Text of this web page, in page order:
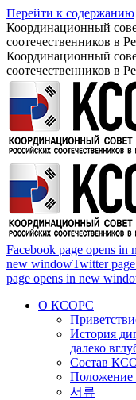
Перейти к содержанию
Координационный
соотечественников в
Координационный
соотечественников в
Facebook page opens in
new windowTwitter
page opens in new
О КСОРС
История
далеко
Состав
서류